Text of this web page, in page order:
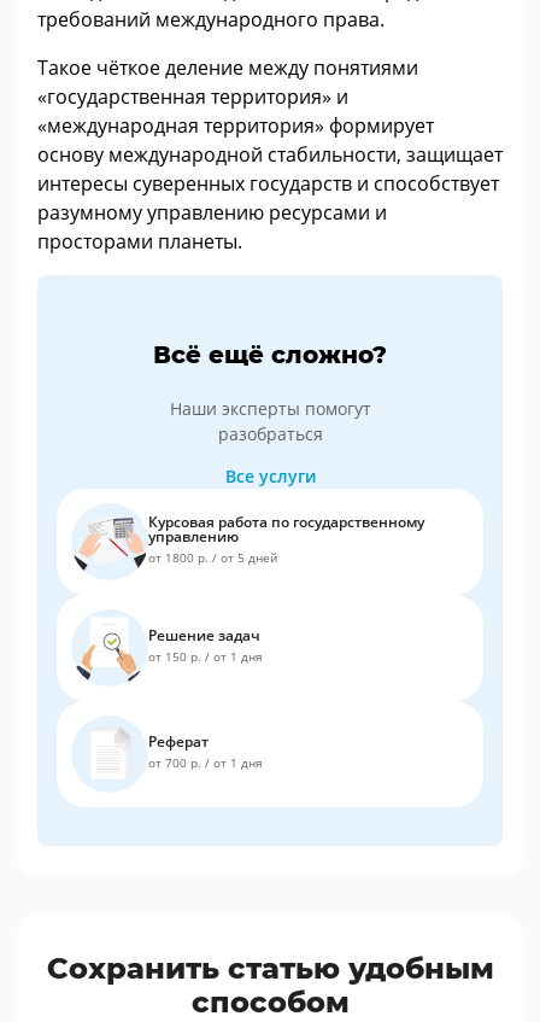
требований международного права.
Такое чёткое деление между понятиями
«государственная территория» и
«международная территория» формирует
основу международной стабильности, защищает
интересы суверенных государств и способствует
разумному управлению ресурсами и
просторами планеты.
Всё ещё сложно?
Наши эксперты помогут
разобраться
Все услуги
Курсовая работа по государственному
управлению
от 1800 р. / от 5 дней
Решение задач
от 150 р. / от 1 дня
Реферат
от 700 р. / от 1 дня
Сохранить статью удобным
способом